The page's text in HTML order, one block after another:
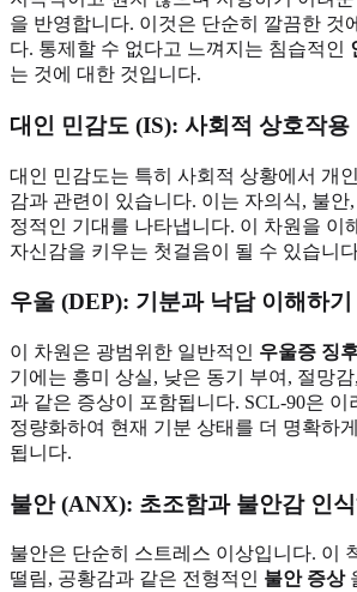
을 반영합니다. 이것은 단순히 깔끔한 것
다. 통제할 수 없다고 느껴지는 침습적인
는 것에 대한 것입니다.
대인 민감도 (IS): 사회적 상호작용
대인 민감도는 특히 사회적 상황에서 개
감과 관련이 있습니다. 이는 자의식, 불안
정적인 기대를 나타냅니다. 이 차원을 이
자신감을 키우는 첫걸음이 될 수 있습니
우울 (DEP): 기분과 낙담 이해하기
이 차원은 광범위한 일반적인 우울증 징
기에는 흥미 상실, 낮은 동기 부여, 절망
과 같은 증상이 포함됩니다. SCL-90은 이
정량화하여 현재 기분 상태를 더 명확하
됩니다.
불안 (ANX): 초조함과 불안감 인식
불안은 단순히 스트레스 이상입니다. 이
떨림, 공황감과 같은 전형적인 불안 증상